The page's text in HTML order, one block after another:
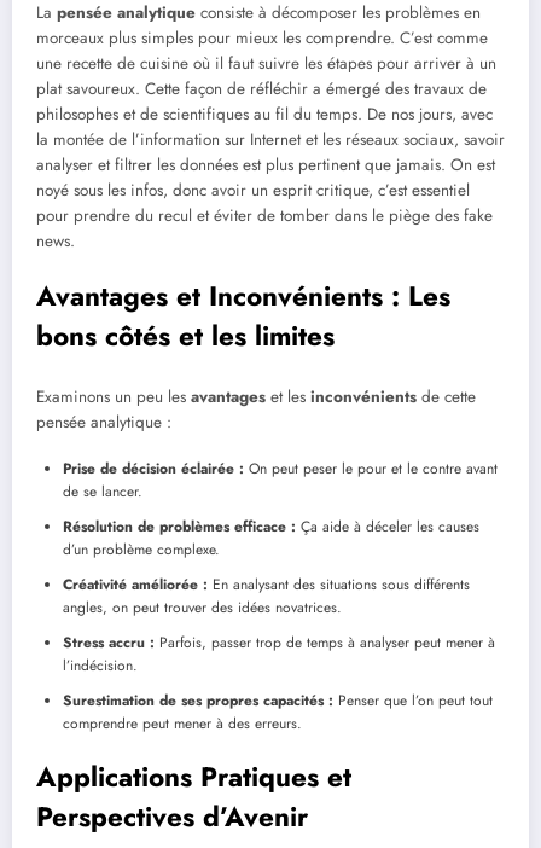
La pensée analytique consiste à décomposer les problèmes en
morceaux plus simples pour mieux les comprendre. C’est comme
une recette de cuisine où il faut suivre les étapes pour arriver à un
plat savoureux. Cette façon de réfléchir a émergé des travaux de
philosophes et de scientifiques au fil du temps. De nos jours, avec
la montée de l’information sur Internet et les réseaux sociaux, savoir
analyser et filtrer les données est plus pertinent que jamais. On est
noyé sous les infos, donc avoir un esprit critique, c’est essentiel
pour prendre du recul et éviter de tomber dans le piège des fake
news.
Avantages et Inconvénients : Les
bons côtés et les limites
Examinons un peu les avantages et les inconvénients de cette
pensée analytique :
Prise de décision éclairée : On peut peser le pour et le contre avant
de se lancer.
Résolution de problèmes efficace : Ça aide à déceler les causes
d’un problème complexe.
Créativité améliorée : En analysant des situations sous différents
angles, on peut trouver des idées novatrices.
Stress accru : Parfois, passer trop de temps à analyser peut mener à
l’indécision.
Surestimation de ses propres capacités : Penser que l’on peut tout
comprendre peut mener à des erreurs.
Applications Pratiques et
Perspectives d’Avenir